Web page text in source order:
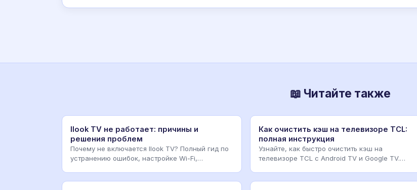
📖 Читайте также
Ilook TV не работает: причины и
решения проблем
Почему не включается Ilook TV? Полный гид по
устранению ошибок, настройке Wi-Fi,
Как очистить кэш на телевизоре TCL:
полная инструкция
Узнайте, как быстро очистить кэш на
телевизоре TCL с Android TV и Google TV.